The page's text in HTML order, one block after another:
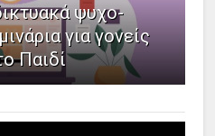
ψυχο-
για γονείς
Παιδί